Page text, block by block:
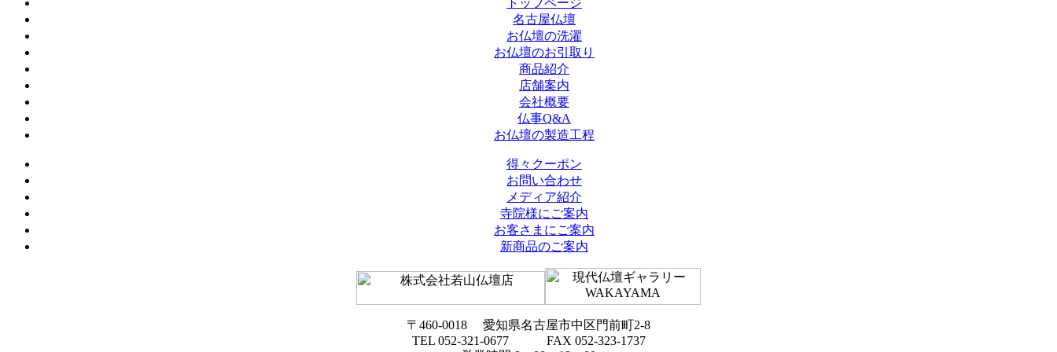
トップページ
名古屋仏壇
お仏壇の洗濯
お仏壇のお引取り
商品紹介
店舗案内
会社概要
仏事Q&A
お仏壇の製造工程
得々クーポン
お問い合わせ
メディア紹介
寺院様にご案内
お客さまにご案内
新商品のご案内
〒460-0018 愛知県名古屋市中区門前町2-8
TEL 052-321-0677 FAX 052-323-1737